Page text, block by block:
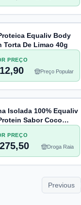
Equaliv Body
Torta De Limao 40g
PREÇO
Preço Popular
Isolada 100% Equaliv
Sabor Coco
PREÇO
Droga Raia
Previous